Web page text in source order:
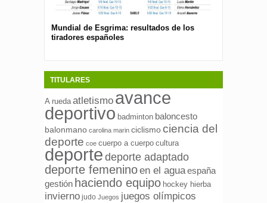
Mundial de Esgrima: resultados de los
tiradores españoles
TITULARES
A rueda atletismo avance
deportivo badminton baloncesto
balonmano carolina marin ciclismociencia del
deporte coe cuerpo a cuerpo cultura
deportedeporte adaptado
deporte femeninoen el aguaespaña
gestión haciendo equipo hockey hierba
invierno judo Juegos juegos olímpicos